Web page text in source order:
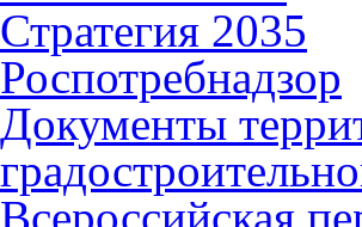
Стратегия 2035
Роспотребнадзор
Документы